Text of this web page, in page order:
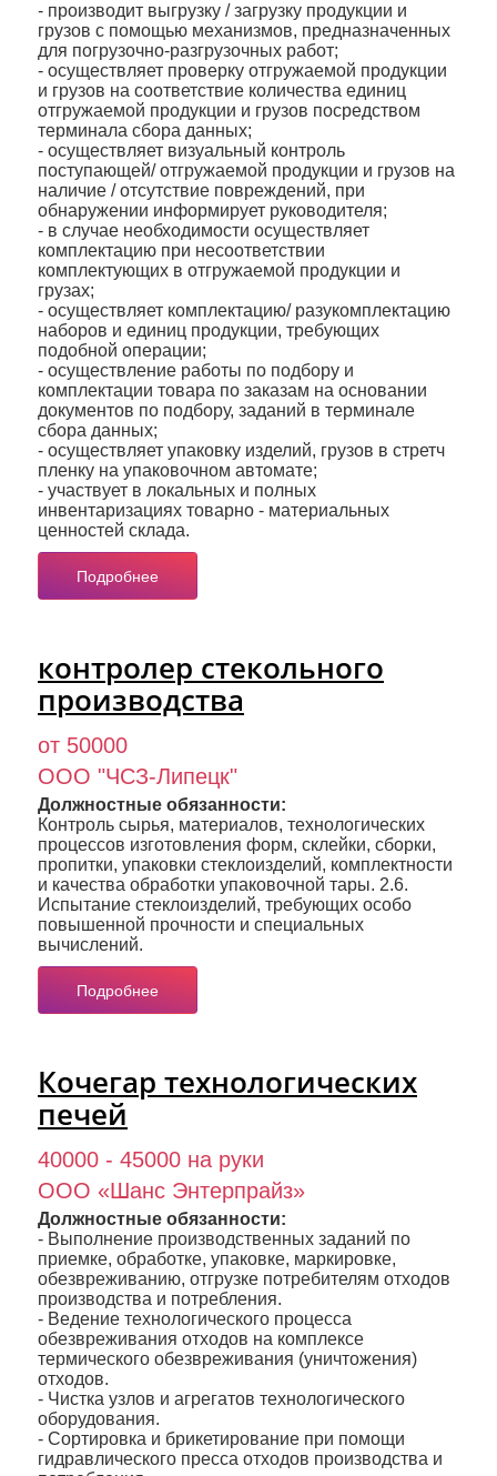
- производит выгрузку / загрузку продукции и
грузов с помощью механизмов, предназначенных
для погрузочно-разгрузочных работ;
- осуществляет проверку отгружаемой продукции
и грузов на соответствие количества единиц
отгружаемой продукции и грузов посредством
терминала сбора данных;
- осуществляет визуальный контроль
поступающей/ отгружаемой продукции и грузов на
наличие / отсутствие повреждений, при
обнаружении информирует руководителя;
- в случае необходимости осуществляет
комплектацию при несоответствии
комплектующих в отгружаемой продукции и
грузах;
- осуществляет комплектацию/ разукомплектацию
наборов и единиц продукции, требующих
подобной операции;
- осуществление работы по подбору и
комплектации товара по заказам на основании
документов по подбору, заданий в терминале
сбора данных;
- осуществляет упаковку изделий, грузов в стретч
пленку на упаковочном автомате;
- участвует в локальных и полных
инвентаризациях товарно - материальных
ценностей склада.
Подробнее
контролер стекольного
производства
от 50000
ООО "ЧСЗ-Липецк"
Должностные обязанности:
Контроль сырья, материалов, технологических
процессов изготовления форм, склейки, сборки,
пропитки, упаковки стеклоизделий, комплектности
и качества обработки упаковочной тары. 2.6.
Испытание стеклоизделий, требующих особо
повышенной прочности и специальных
вычислений.
Подробнее
Кочегар технологических
печей
40000 - 45000 на руки
ООО «Шанс Энтерпрайз»
Должностные обязанности:
- Выполнение производственных заданий по
приемке, обработке, упаковке, маркировке,
обезвреживанию, отгрузке потребителям отходов
производства и потребления.
- Ведение технологического процесса
обезвреживания отходов на комплексе
термического обезвреживания (уничтожения)
отходов.
- Чистка узлов и агрегатов технологического
оборудования.
- Сортировка и брикетирование при помощи
гидравлического пресса отходов производства и